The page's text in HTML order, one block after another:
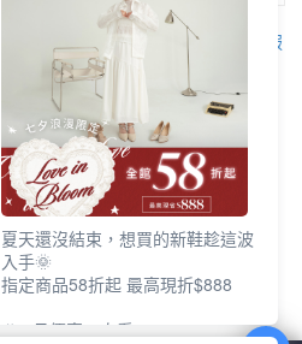
客服
查看全部
夏天還沒結束，想買的新鞋趁這波
入手🌞
指定商品58折起 最高現折$888
🎉 8月優惠一次看